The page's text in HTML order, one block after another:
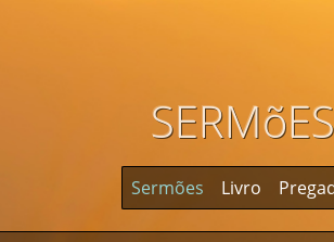
SERMõES
Sermões Livro